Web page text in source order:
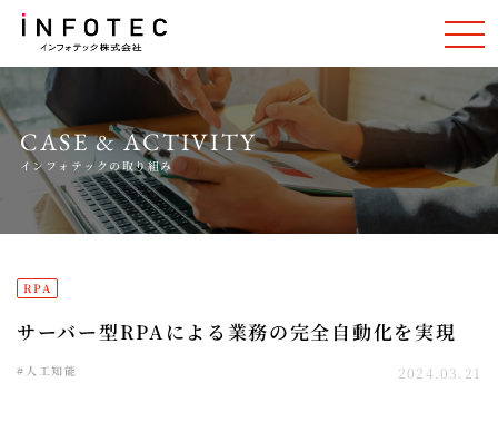
CASE & ACTIVITY
インフォテックの取り組み
RPA
サーバー型RPAによる業務の完全自動化を実現
#人工知能 2024.03.21